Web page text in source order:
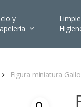
y
Figura miniatura